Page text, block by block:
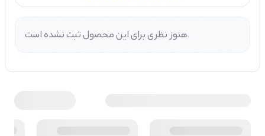
هنوز نظری برای این محصول ثبت نشده است.